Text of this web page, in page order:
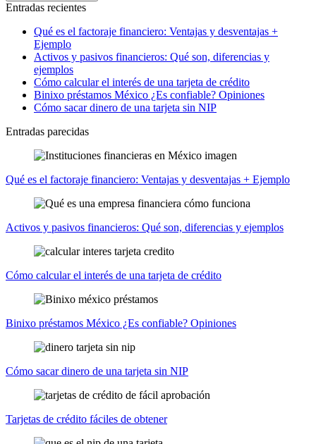
Entradas recientes
Qué es el factoraje financiero: Ventajas y desventajas +
Ejemplo
Activos y pasivos financieros: Qué son, diferencias y
ejemplos
Cómo calcular el interés de una tarjeta de crédito
Binixo préstamos México ¿Es confiable? Opiniones
Cómo sacar dinero de una tarjeta sin NIP
Entradas parecidas
Qué es el factoraje financiero: Ventajas y desventajas + Ejemplo
Activos y pasivos financieros: Qué son, diferencias y ejemplos
Cómo calcular el interés de una tarjeta de crédito
Binixo préstamos México ¿Es confiable? Opiniones
Cómo sacar dinero de una tarjeta sin NIP
Tarjetas de crédito fáciles de obtener